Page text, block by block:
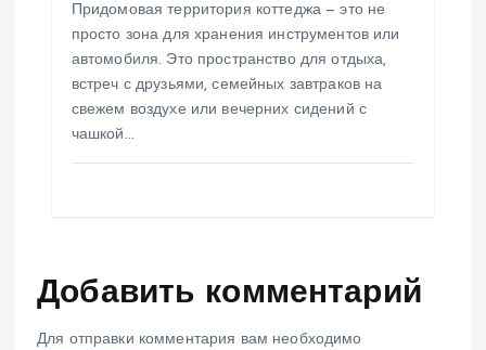
Придомовая территория коттеджа — это не
просто зона для хранения инструментов или
автомобиля. Это пространство для отдыха,
встреч с друзьями, семейных завтраков на
свежем воздухе или вечерних сидений с
чашкой…
Добавить комментарий
Для отправки комментария вам необходимо